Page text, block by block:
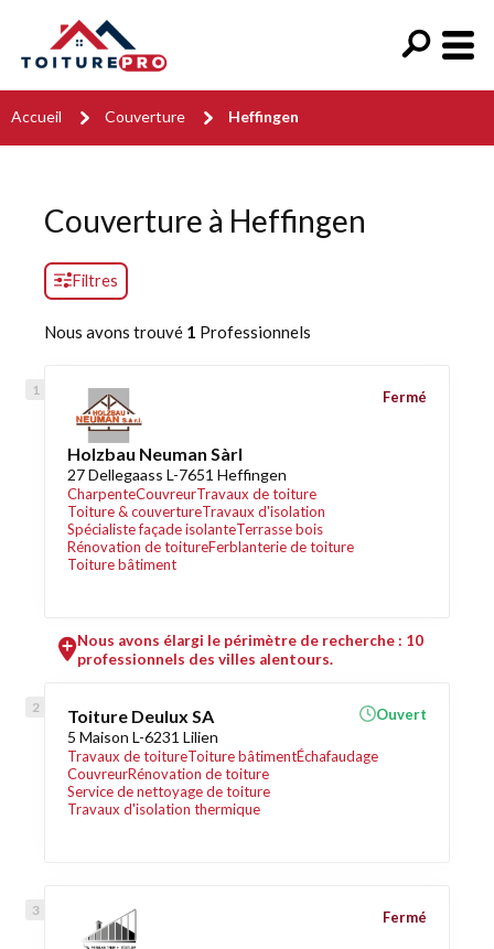
Accueil Couverture Heffingen
Couverture à Heffingen
Filtres
Nous avons trouvé 1 Professionnels
Holzbau Neuman Sàrl
27 Dellegaass L-7651 Heffingen
CharpenteCouvreurTravaux de toiture
Toiture & couvertureTravaux d'isolation
Spécialiste façade isolanteTerrasse bois
Rénovation de toitureFerblanterie de toiture
Toiture bâtiment
Fermé
Nous avons élargi le périmètre de recherche : 10
professionnels des villes alentours.
Toiture Deulux SA
5 Maison L-6231 Lilien
Travaux de toitureToiture bâtimentÉchafaudage
CouvreurRénovation de toiture
Service de nettoyage de toiture
Travaux d'isolation thermique
Ouvert
Fermé